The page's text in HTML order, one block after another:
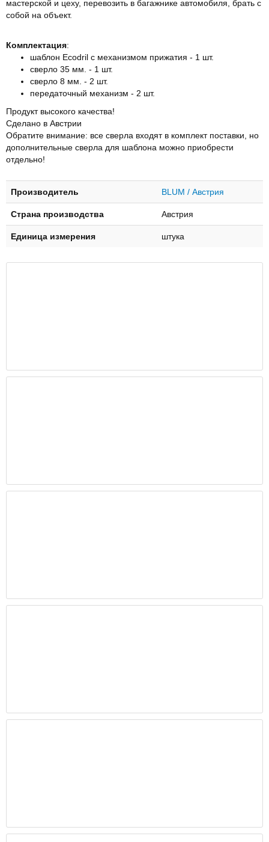
мастерской и цеху, перевозить в багажнике автомобиля, брать с
собой на объект.
Комплектация:
шаблон Ecodril с механизмом прижатия - 1 шт.
сверло 35 мм. - 1 шт.
сверло 8 мм. - 2 шт.
передаточный механизм - 2 шт.
Продукт высокого качества!
Сделано в Австрии
Обратите внимание: все сверла входят в комплект поставки, но
дополнительные сверла для шаблона можно приобрести
отдельно!
Производитель BLUM / Австрия
Страна производства Австрия
Единица измерения штука